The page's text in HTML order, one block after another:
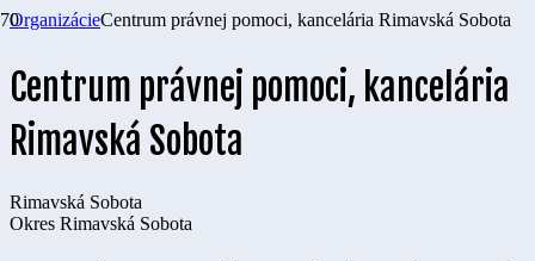
OrganizácieCentrum právnej pomoci, kancelária Rimavská Sobota
Centrum právnej pomoci, kancelária
Rimavská Sobota
Rimavská Sobota
Okres Rimavská Sobota